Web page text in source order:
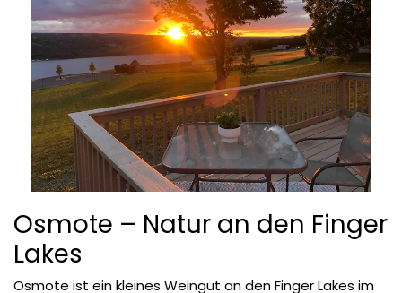
Osmote – Natur an den Finger
Lakes
Osmote ist ein kleines Weingut an den Finger Lakes im